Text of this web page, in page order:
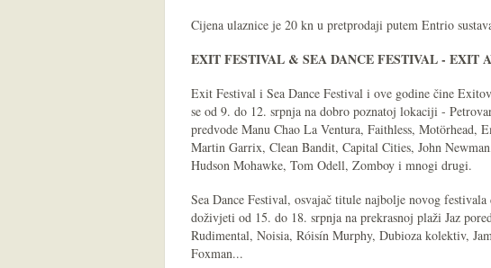
Cijena ulaznice je 20 kn u pretprodaji putem Entrio
EXIT FESTIVAL & SEA DANCE FESTIVAL - EXIT
Exit Festival i Sea Dance Festival i ove godine čine
se od 9. do 12. srpnja na dobro poznatoj lokaciji -
predvode Manu Chao La Ventura, Faithless, Motörhead,
Martin Garrix, Clean Bandit, Capital Cities, John
Hudson Mohawke, Tom Odell, Zomboy i mnogi drugi.
Sea Dance Festival, osvajač titule najbolje novog
doživjeti od 15. do 18. srpnja na prekrasnoj plaži Jaz
Rudimental, Noisia, Róisín Murphy, Dubioza kolektiv,
Foxman...